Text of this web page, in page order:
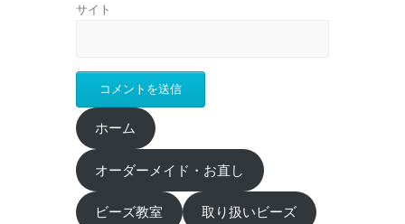
サイト
ホーム
オーダーメイド・お直し
ビーズ教室 取り扱いビーズ